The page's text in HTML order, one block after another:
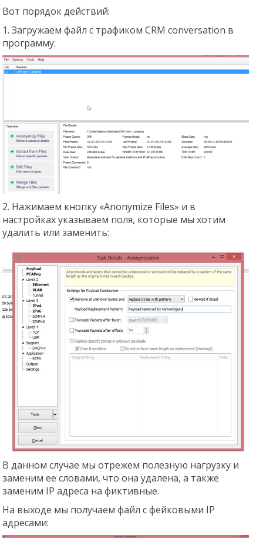
Вот порядок действий:
1. Загружаем файл с трафиком CRM conversation в
программу:
2. Нажимаем кнопку «Anonymize Files» и в
настройках указываем поля, которые мы хотим
удалить или заменить:
В данном случае мы отрежем полезную нагрузку и
заменим ее словами, что она удалена, а также
заменим IP адреса на фиктивные.
На выходе мы получаем файл с фейковыми IP
адресами: